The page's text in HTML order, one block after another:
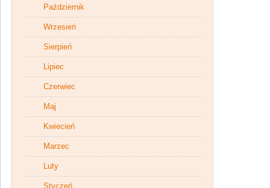
Październik
Wrzesień
Sierpień
Lipiec
Czerwiec
Maj
Kwiecień
Marzec
Luty
Styczeń